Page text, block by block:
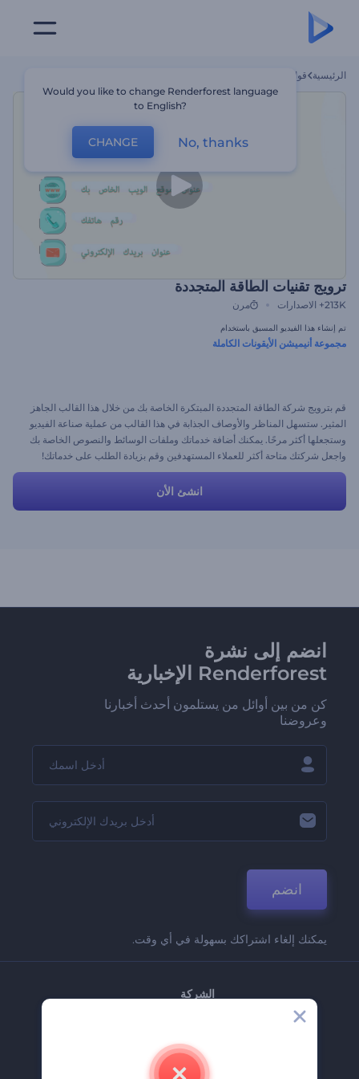
الرئيسية قوالب
ترويج تقنيات الطاقة المتجددة
213K+ الاصدارات مرن
تم إنشاء هذا الفيديو المسبق باستخدام
مجموعة أنيميشن الأيقونات الكاملة
قم بترويج شركة الطاقة المتجددة المبتكرة الخاصة بك من خلال هذا القالب الجاهز
المثير. ستسهل المناظر والأوصاف الجذابة في هذا القالب من عملية صناعة الفيديو
وستجعلها أكثر مرحًا. يمكنك أضافة خدماتك وملفات الوسائط والنصوص الخاصة بك
واجعل شركتك متاحة أكثر للعملاء المستهدفين وقم بزيادة الطلب على خدماتك!
انشئ الأن
انضم إلى نشرة
Renderforest الإخبارية
كن من بين أوائل من يستلمون أحدث أخبارنا
وعروضنا
انضم
يمكنك إلغاء اشتراكك بسهولة في أي وقت.
الشركة
اتصل بنا
وظائف
Would you like to change Renderforest language
to English?
CHANGE No, thanks